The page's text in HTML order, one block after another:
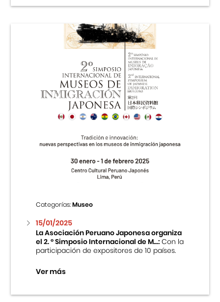
Categorías:Museo
15/01/2025
La Asociación Peruano Japonesa organiza
el 2. ° Simposio Internacional de M...:Con la
participación de expositores de 10 países.
Ver más